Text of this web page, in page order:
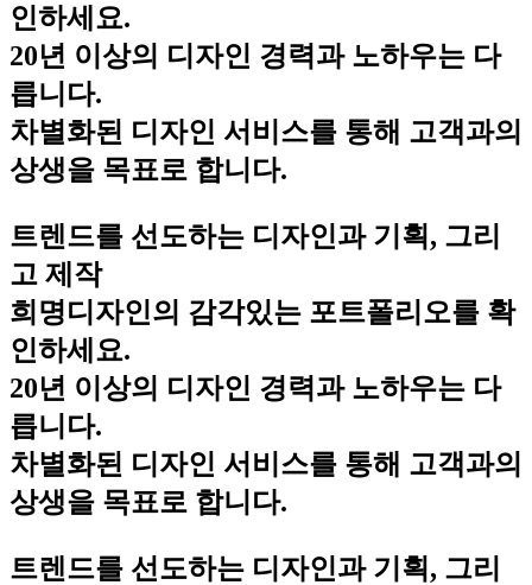
인하세요.
20년 이상의 디자인 경력과 노하우는 다
릅니다.
차별화된 디자인 서비스를 통해 고객과의
상생을 목표로 합니다.
트렌드를 선도하는 디자인과 기획, 그리
고 제작
희명디자인의 감각있는 포트폴리오를 확
인하세요.
20년 이상의 디자인 경력과 노하우는 다
릅니다.
차별화된 디자인 서비스를 통해 고객과의
상생을 목표로 합니다.
트렌드를 선도하는 디자인과 기획, 그리